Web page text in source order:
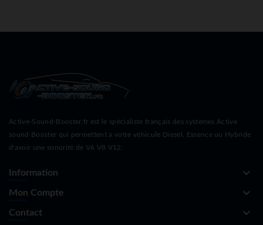
Active-Sound-Booster.fr est le spécialiste français des systèmes Active
sound Booster qui permettent à votre véhicule Diesel, Essence ou Hybride
d'avoir une sonorité de V6 V8 V12.
Information keyboard_arrow_down
Mon Compte keyboard_arrow_down
Contact keyboard_arrow_down